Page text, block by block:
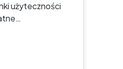
użyteczności